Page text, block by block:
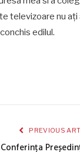
televizoare nu ați
edilul.
PREVIOUS